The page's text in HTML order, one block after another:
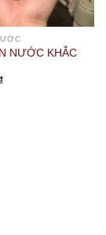
NƯỚC KHẮC